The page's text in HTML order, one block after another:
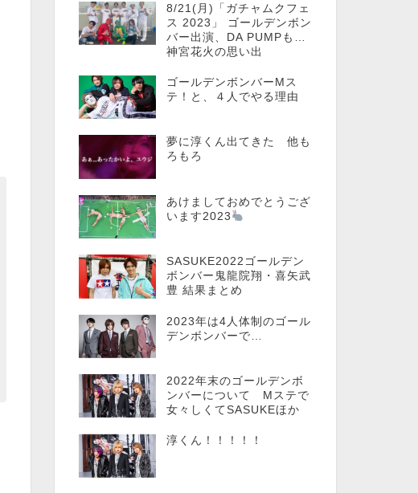
8/21(月)「ガチャムクフェ
ス 2023」 ゴールデンボン
バー出演、DA PUMPも…
神宮花火の思い出
ゴールデンボンバーMス
テ！と、４人でやる理由
夢に淳くん出てきた 他も
ろもろ
あけましておめでとうござ
います2023
SASUKE2022ゴールデン
ボンバー鬼龍院翔・喜矢武
豊 結果まとめ
2023年は4人体制のゴール
デンボンバーで…
2022年末のゴールデンボ
ンバーについて Mステで
女々しくてSASUKEほか
淳くん！！！！！